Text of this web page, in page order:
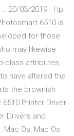
20/03/2019 · Hp
6510 is
for those
may likewise
class attributes,
have altered the
the brownish
Printer Driver
Drivers and
Os, Mac Os